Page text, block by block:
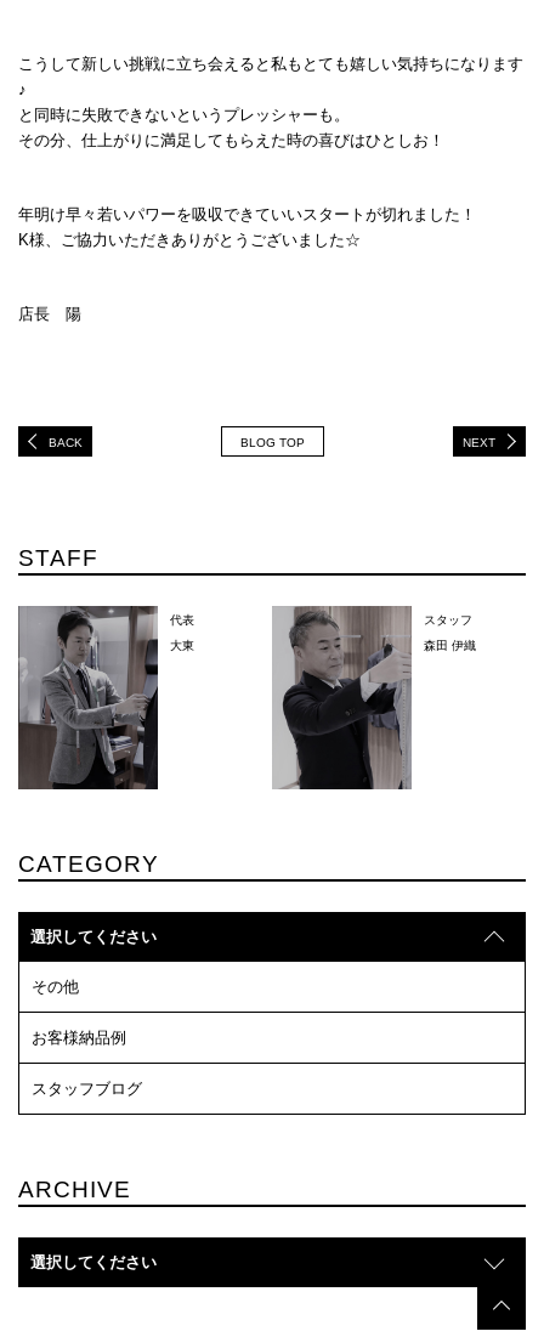
こうして新しい挑戦に立ち会えると私もとても嬉しい気持ちになります
♪
と同時に失敗できないというプレッシャーも。
その分、仕上がりに満足してもらえた時の喜びはひとしお！
年明け早々若いパワーを吸収できていいスタートが切れました！
K様、ご協力いただきありがとうございました☆
店長 陽
BACK BLOG TOP NEXT
STAFF
代表
大東
スタッフ
森田 伊織
CATEGORY
選択してください
その他
お客様納品例
スタッフブログ
ARCHIVE
選択してください